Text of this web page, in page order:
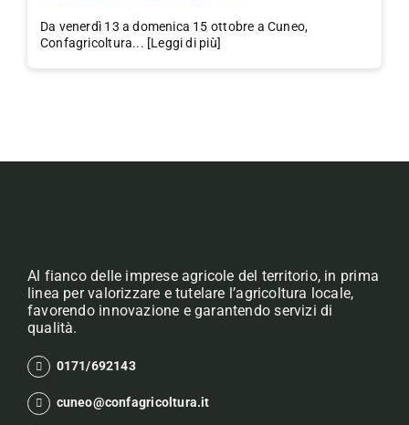
Da venerdì 13 a domenica 15 ottobre a Cuneo,
Confagricoltura... [Leggi di più]
Al fianco delle imprese agricole del territorio, in prima
linea per valorizzare e tutelare l’agricoltura locale,
favorendo innovazione e garantendo servizi di
qualità.
0171/692143
cuneo@confagricoltura.it